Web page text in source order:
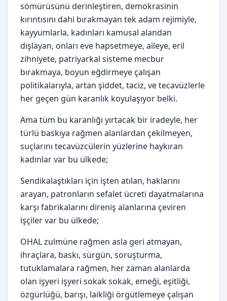
sömürüsünü derinleştiren, demokrasinin
kırıntısını dahi bırakmayan tek adam rejimiyle,
kayyumlarla, kadınları kamusal alandan
dışlayan, onları eve hapsetmeye, aileye, eril
zihniyete, patriyarkal sisteme mecbur
bırakmaya, boyun eğdirmeye çalışan
politikalarıyla, artan şiddet, taciz, ve tecavüzlerle
her geçen gün karanlık koyulaşıyor belki.
Ama tüm bu karanlığı yırtacak bir iradeyle, her
türlü baskıya rağmen alanlardan çekilmeyen,
suçlarını tecavüzcülerin yüzlerine haykıran
kadınlar var bu ülkede;
Sendikalaştıkları için işten atılan, haklarını
arayan, patronların sefalet ücreti dayatmalarına
karşı fabrikalarını direniş alanlarına çeviren
işçiler var bu ülkede;
OHAL zulmüne rağmen asla geri atmayan,
ihraçlara, baskı, sürgün, soruşturma,
tutuklamalara rağmen, her zaman alanlarda
olan işyeri işyeri sokak sokak, emeği, eşitliği,
özgürlüğü, barışı, laikliği örgütlemeye çalışan